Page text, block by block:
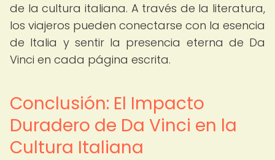
de la cultura italiana. A través de la literatura,
los viajeros pueden conectarse con la esencia
de Italia y sentir la presencia eterna de Da
Vinci en cada página escrita.
Conclusión: El Impacto
Duradero de Da Vinci en la
Cultura Italiana